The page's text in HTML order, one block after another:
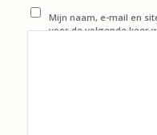
Mijn naam, e-mail en
voor de volgende keer